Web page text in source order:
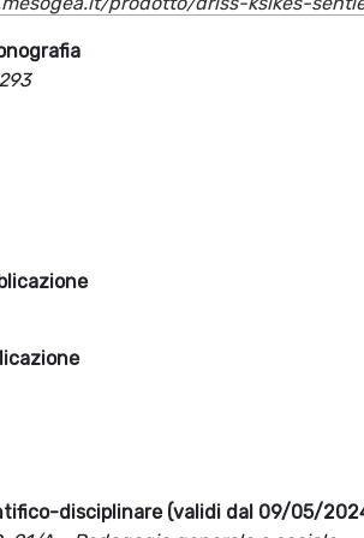
disciplinare (validi dal 09/05/